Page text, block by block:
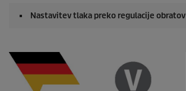
Nastavitev tlaka preko regulacije obratov